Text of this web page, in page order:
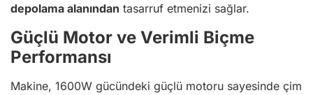
depolama alanından tasarruf etmenizi sağlar.
Güçlü Motor ve Verimli Biçme
Performansı
Makine, 1600W gücündeki güçlü motoru sayesinde çim